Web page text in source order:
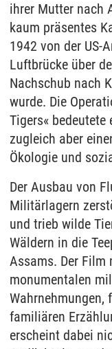
ihrer Mutter nach
kaum präsentes
1942 von der US-
Luftbrücke über
Nachschub nach
wurde. Die
Tigers«
zugleich aber
Ökologie und
Der Ausbau von
Militärlagern
und trieb wilde
Wäldern in die
Assams. Der Film
monumentalen
Wahrnehmungen,
familiären
erscheint dabei